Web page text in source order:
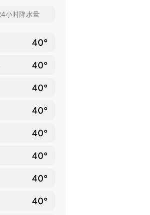
小时降水量
40°
40°
40°
40°
40°
40°
40°
40°